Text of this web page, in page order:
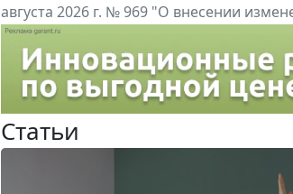
августа 2026 г. № 969 "О внесении
Правительства Российской Федерации"
Все федеральные документы
Статьи